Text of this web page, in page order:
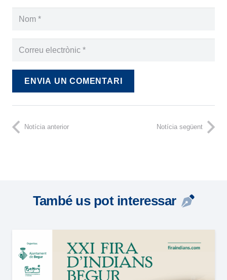
ENVIA UN COMENTARI
Notícia anterior Notícia següent
També us pot interessar